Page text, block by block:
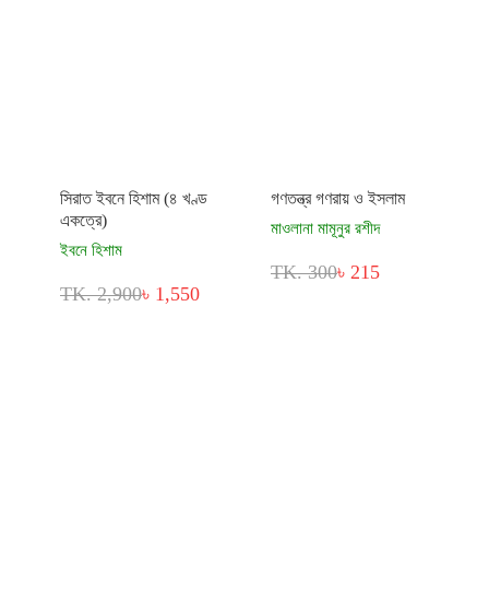
সিরাত ইবনে হিশাম (৪ খণ্ড
একত্রে)
ইবনে হিশাম
TK. 2,900৳ 1,550
গণতন্ত্র গণরায় ও ইসলাম
মাওলানা মামূনুর রশীদ
TK. 300৳ 215